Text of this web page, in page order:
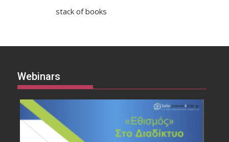
stack of books
Webinars